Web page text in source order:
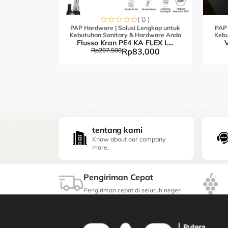
( 0 )
PAP Hardware | Solusi Lengkap untuk
Kebutuhan Sanitary & Hardware Anda
Flusso Kran PE4 KA FLEX L...
Rp207,500Rp83,000
tentang kami
Know about our company
more.
Pengiriman Cepat
Pengiriman cepat di seluruh negeri